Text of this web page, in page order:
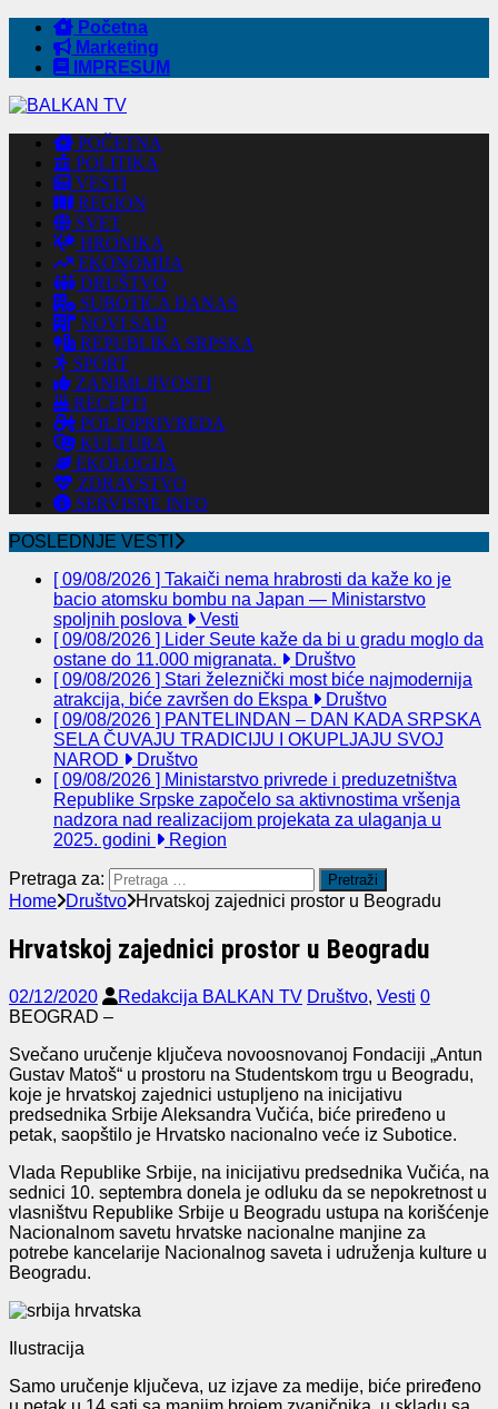
Početna
Marketing
IMPRESUM
POČETNA
POLITIKA
VESTI
REGION
SVET
HRONIKA
EKONOMIJA
DRUŠTVO
SUBOTICA DANAS
NOVI SAD
REPUBLIKA SRPSKA
SPORT
ZANIMLJIVOSTI
RECEPTI
POLJOPRIVREDA
KULTURA
EKOLOGIJA
ZDRAVSTVO
SERVISNE INFO
POSLEDNJE VESTI
[ 09/08/2026 ] Takaiči nema hrabrosti da kaže ko je
bacio atomsku bombu na Japan — Ministarstvo
spoljnih poslova
Vesti
[ 09/08/2026 ] Lider Seute kaže da bi u gradu moglo da
ostane do 11.000 migranata.
Društvo
[ 09/08/2026 ] Stari železnički most biće najmodernija
atrakcija, biće završen do Ekspa
Društvo
[ 09/08/2026 ] PANTELINDAN – DAN KADA SRPSKA
SELA ČUVAJU TRADICIJU I OKUPLJAJU SVOJ
NAROD
Društvo
[ 09/08/2026 ] Ministarstvo privrede i preduzetništva
Republike Srpske započelo sa aktivnostima vršenja
nadzora nad realizacijom projekata za ulaganja u
2025. godini
Region
Pretraga za:
Home Društvo Hrvatskoj zajednici prostor u Beogradu
Hrvatskoj zajednici prostor u Beogradu
02/12/2020 Redakcija BALKAN TV Društvo, Vesti 0
BEOGRAD –
Svečano uručenje ključeva novoosnovanoj Fondaciji „Antun
Gustav Matoš“ u prostoru na Studentskom trgu u Beogradu,
koje je hrvatskoj zajednici ustupljeno na inicijativu
predsednika Srbije Aleksandra Vučića, biće priređeno u
petak, saopštilo je Hrvatsko nacionalno veće iz Subotice.
Vlada Republike Srbije, na inicijativu predsednika Vučića, na
sednici 10. septembra donela je odluku da se nepokretnost u
vlasništvu Republike Srbije u Beogradu ustupa na korišćenje
Nacionalnom savetu hrvatske nacionalne manjine za
potrebe kancelarije Nacionalnog saveta i udruženja kulture u
Beogradu.
Ilustracija
Samo uručenje ključeva, uz izjave za medije, biće priređeno